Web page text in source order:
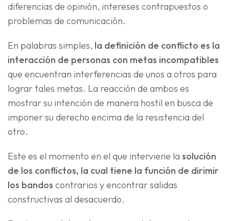
diferencias de opinión, intereses contrapuestos o
problemas de comunicación.
En palabras simples, la definición de conflicto es la
interacción de personas con metas incompatibles
que encuentran interferencias de unos a otros para
lograr tales metas. La reacción de ambos es
mostrar su intención de manera hostil en busca de
imponer su derecho encima de la resistencia del
otro.
Este es el momento en el que interviene la solución
de los conflictos, la cual tiene la función de dirimir
los bandos contrarios y encontrar salidas
constructivas al desacuerdo.